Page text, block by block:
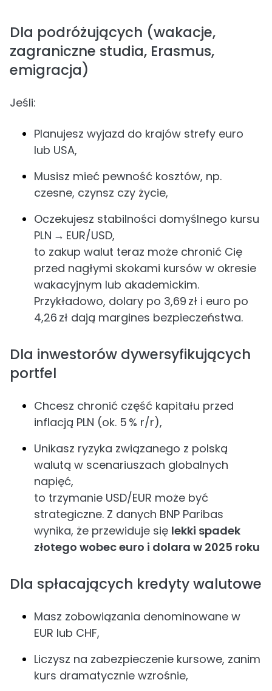
Dla podróżujących (wakacje,
zagraniczne studia, Erasmus,
emigracja)
Jeśli:
Planujesz wyjazd do krajów strefy euro
lub USA,
Musisz mieć pewność kosztów, np.
czesne, czynsz czy życie,
Oczekujesz stabilności domyślnego kursu
PLN → EUR/USD,
to zakup walut teraz może chronić Cię
przed nagłymi skokami kursów w okresie
wakacyjnym lub akademickim.
Przykładowo, dolary po 3,69 zł i euro po
4,26 zł dają margines bezpieczeństwa.
Dla inwestorów dywersyfikujących
portfel
Chcesz chronić część kapitału przed
inflacją PLN (ok. 5 % r/r),
Unikasz ryzyka związanego z polską
walutą w scenariuszach globalnych
napięć,
to trzymanie USD/EUR może być
strategiczne. Z danych BNP Paribas
wynika, że przewiduje się lekki spadek
złotego wobec euro i dolara w 2025 roku
Dla spłacających kredyty walutowe
Masz zobowiązania denominowane w
EUR lub CHF,
Liczysz na zabezpieczenie kursowe, zanim
kurs dramatycznie wzrośnie,